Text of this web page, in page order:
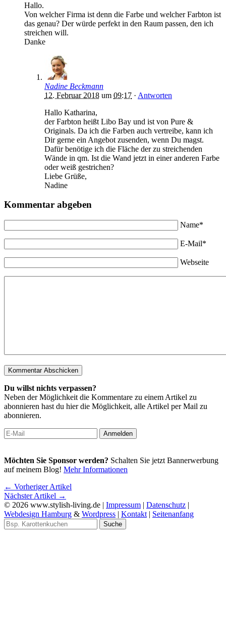
Hallo.
Von welcher Firma ist denn die Farbe und welcher Farbton ist
das genau? Der würde perfekt in den Raum passen, den ich
streichen will.
Danke
Nadine Beckmann
12. Februar 2018 um 09:17 · Antworten
Hallo Katharina,
der Farbton heißt Libo Bay und ist von Pure &
Originals. Da ich die Farben auch vertreibe, kann ich
Dir gerne ein Angebot zusenden, wenn Du magst.
Dafür benötige ich die Fläche der zu streichenden
Wände in qm. Ist die Wand jetzt in einer anderen Farbe
oder weiß gestrichen?
Liebe Grüße,
Nadine
Kommentar abgeben
Name*
E-Mail*
Webseite
Du willst nichts verpassen?
Neben der Möglichkeit die Kommentare zu einem Artikel zu
abonnieren hast du hier die Möglichkeit, alle Artikel per Mail zu
abonnieren.
Möchten Sie Sponsor werden? Schalten Sie jetzt Bannerwerbung
auf meinem Blog! Mehr Informationen
← Vorheriger Artikel
Nächster Artikel →
© 2026 www.stylish-living.de | Impressum | Datenschutz |
Webdesign Hamburg & Wordpress | Kontakt | Seitenanfang
Suche